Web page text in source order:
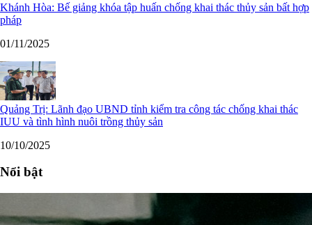
Khánh Hòa: Bế giảng khóa tập huấn chống khai thác thủy sản bất hợp
pháp
01/11/2025
Quảng Trị: Lãnh đạo UBND tỉnh kiểm tra công tác chống khai thác
IUU và tình hình nuôi trồng thủy sản
10/10/2025
Nổi bật